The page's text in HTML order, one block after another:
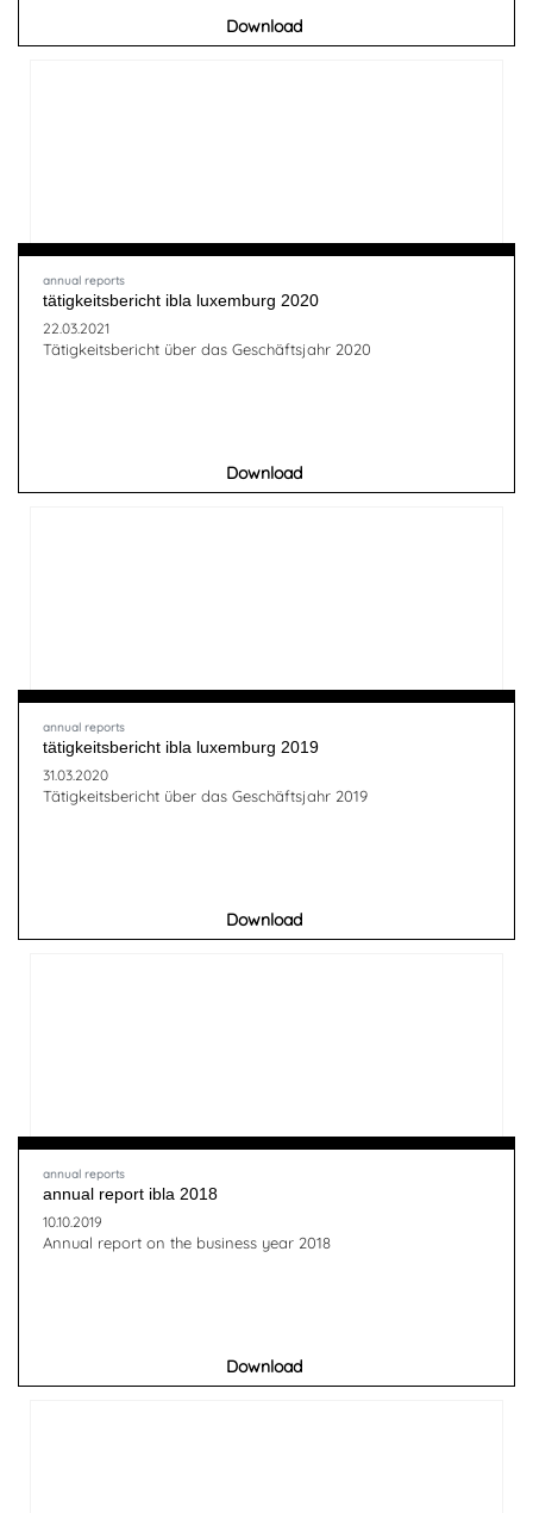
Download
annual reports
tätigkeitsbericht ibla luxemburg 2020
22.03.2021
Tätigkeitsbericht über das Geschäftsjahr 2020
Download
annual reports
tätigkeitsbericht ibla luxemburg 2019
31.03.2020
Tätigkeitsbericht über das Geschäftsjahr 2019
Download
annual reports
annual report ibla 2018
10.10.2019
Annual report on the business year 2018
Download